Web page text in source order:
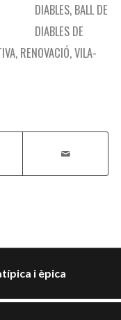
DIABLES, BALL DE
DIABLES DE
, RENOVACIÓ,VILA-
i èpica